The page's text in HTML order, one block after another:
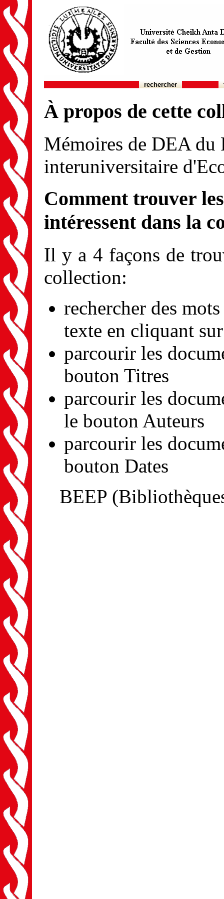
rechercher
À propos de cette
Mémoires de DEA du
interuniversitaire
Comment trouver
intéressent dans la
Il y a 4 façons de
collection:
rechercher des
texte en cliquant
parcourir les
bouton Titres
parcourir les
le bouton Auteurs
parcourir les
bouton Dates
BEEP